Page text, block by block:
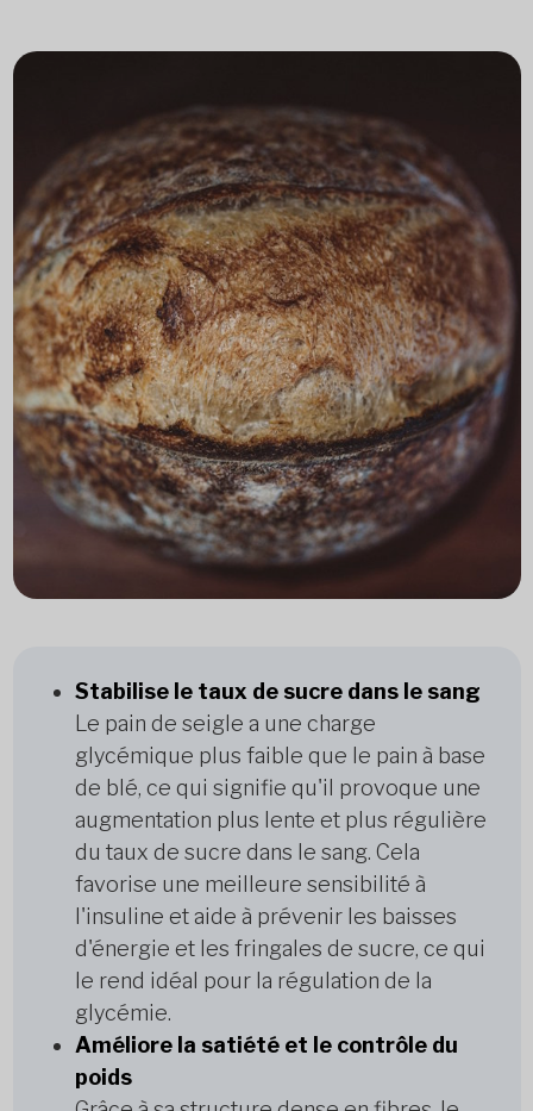
Stabilise le taux de sucre dans le sang
Le pain de seigle a une charge
glycémique plus faible que le pain à base
de blé, ce qui signifie qu'il provoque une
augmentation plus lente et plus régulière
du taux de sucre dans le sang. Cela
favorise une meilleure sensibilité à
l'insuline et aide à prévenir les baisses
d'énergie et les fringales de sucre, ce qui
le rend idéal pour la régulation de la
glycémie.
Améliore la satiété et le contrôle du
poids